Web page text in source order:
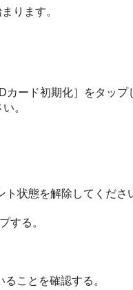
ります。
ード初期化］をタップ
。
状態を解除してくださ
する。
ることを確認する。